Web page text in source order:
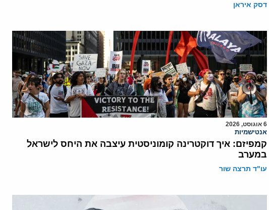
דסק איראן
6 אוגוסט, 2026
אנטישמיות
קמפיזם: איך דוקטרינה קומוניסטית עיצבה את היחס לישראל
במערב
עו"ד תרצה שור